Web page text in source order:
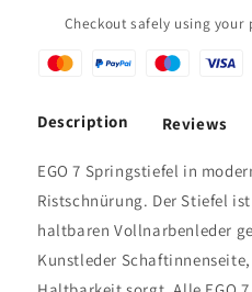
(43-
45)
(43-
45)
Checkout safely using
Description Reviews
EGO 7 Springstiefel in
Ristschnürung. Der Stiefel
haltbaren Vollnarbenleder
Kunstleder